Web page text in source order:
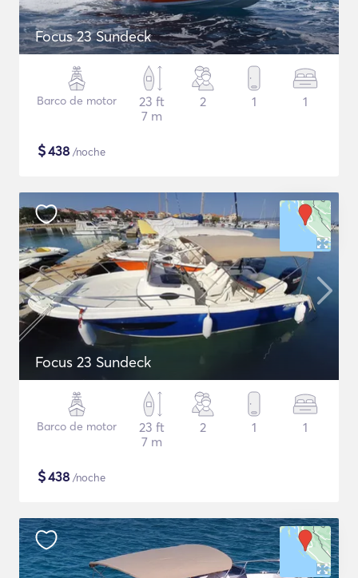
Focus 23 Sundeck
Barco de motor
23 ft
7 m
2 1 1
$438 /noche
Focus 23 Sundeck
Barco de motor
23 ft
7 m
2 1 1
$438 /noche